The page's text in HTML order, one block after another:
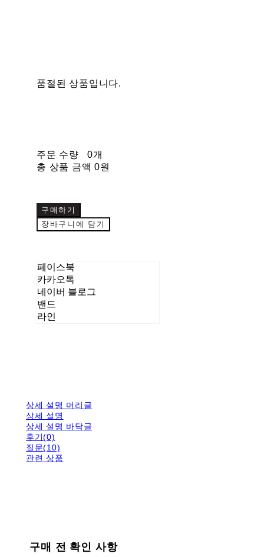
품절된 상품입니다.
주문 수량
0개
총 상품 금액 0원
구매하기
장바구니에 담기
페이스북
카카오톡
네이버 블로그
밴드
라인
상세 설명 머리글
상세 설명
상세 설명 바닥글
후기(0)
질문(10)
관련 상품
구매 전 확인 사항